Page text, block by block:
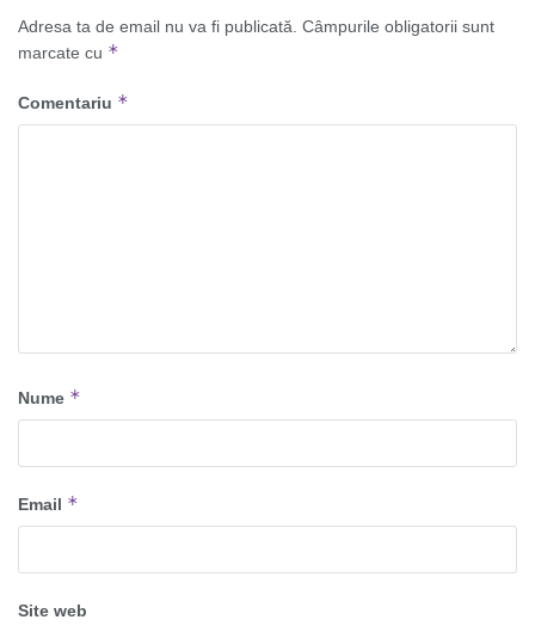
Adresa ta de email nu va fi publicată. Câmpurile obligatorii sunt
marcate cu *
Comentariu *
Nume *
Email *
Site web